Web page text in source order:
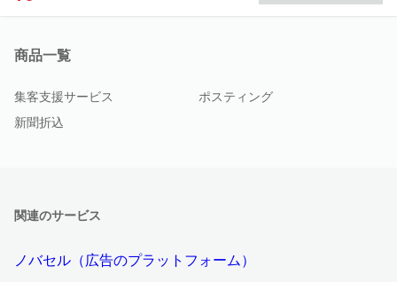
商品一覧
集客支援サービス
ポスティング
新聞折込
関連のサービス
ノバセル（広告のプラットフォーム）